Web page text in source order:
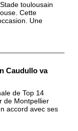
toulousain
Cette
Une
Caudullo va
de Top 14
de Montpellier
accord avec ses